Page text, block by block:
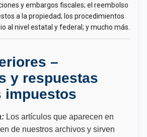
y embargos fiscales; el reembolso
a la propiedad; los procedimientos
al nivel estatal y federal; y mucho más.
–
y respuestas
impuestos
Los artículos que aparecen en
de nuestros archivos y sirven